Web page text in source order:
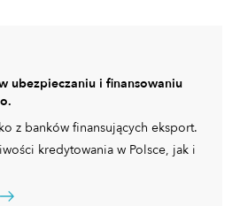
ubezpieczaniu i finansowaniu
z banków finansujących eksport.
kredytowania w Polsce, jak i